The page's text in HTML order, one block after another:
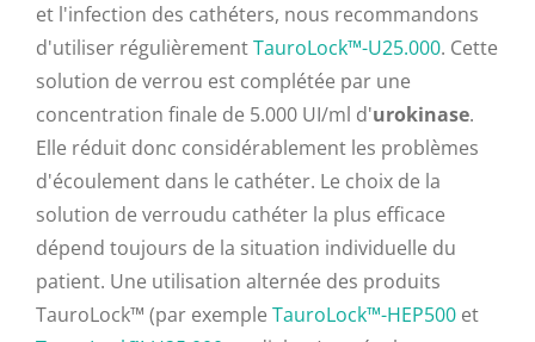
et l'infection des cathéters, nous recommandons
d'utiliser régulièrementTauroLock™-U25.000. Cette
solution de verrou est complétée par une
concentration finale de 5.000 UI/ml d'urokinase.
Elle réduit donc considérablement les problèmes
d'écoulement dans le cathéter. Le choix de la
solution de verroudu cathéter la plus efficace
dépend toujours de la situation individuelle du
patient. Une utilisation alternée des produits
TauroLock™ (par exemple TauroLock™-HEP500 et